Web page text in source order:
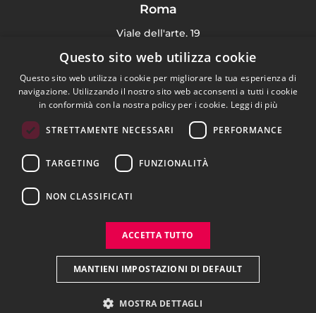
Roma
Viale dell'arte, 19
00144 Roma Italy
Portfolio
Privacy Policy
Questo sito web utilizza cookie
Questo sito web utilizza i cookie per migliorare la tua esperienza di
navigazione. Utilizzando il nostro sito web acconsenti a tutti i cookie
in conformità con la nostra policy per i cookie. Leggi di più
STRETTAMENTE NECESSARI PERFORMANCE
TARGETING FUNZIONALITÀ
NON CLASSIFICATI
ACCETTA TUTTO
MANTIENI IMPOSTAZIONI DI DEFAULT
MOSTRA DETTAGLI